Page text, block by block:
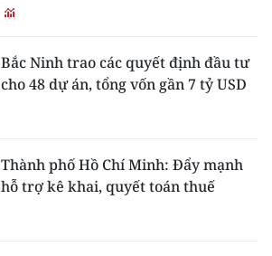
Bắc Ninh trao các quyết định đầu tư
cho 48 dự án, tổng vốn gần 7 tỷ USD
Thành phố Hồ Chí Minh: Đẩy mạnh
hỗ trợ kê khai, quyết toán thuế